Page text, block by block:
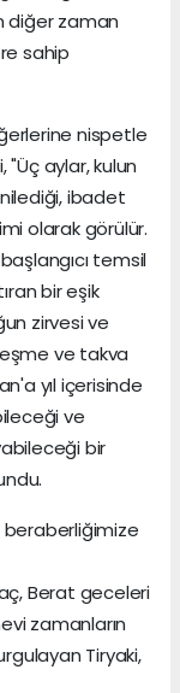
diğer zaman
sahip
nispetle
"Üç aylar, kulun
ibadet
olarak görülür.
temsil
bir eşik
zirvesi ve
ve takva
yıl içerisinde
ve
bir
beraberliğimize
Berat geceleri
zamanların
Tiryaki,